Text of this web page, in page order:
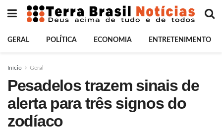
GERAL POLÍTICA ECONOMIA ENTRETENIMENTO
Início Geral
Pesadelos trazem sinais de
alerta para três signos do
zodíaco